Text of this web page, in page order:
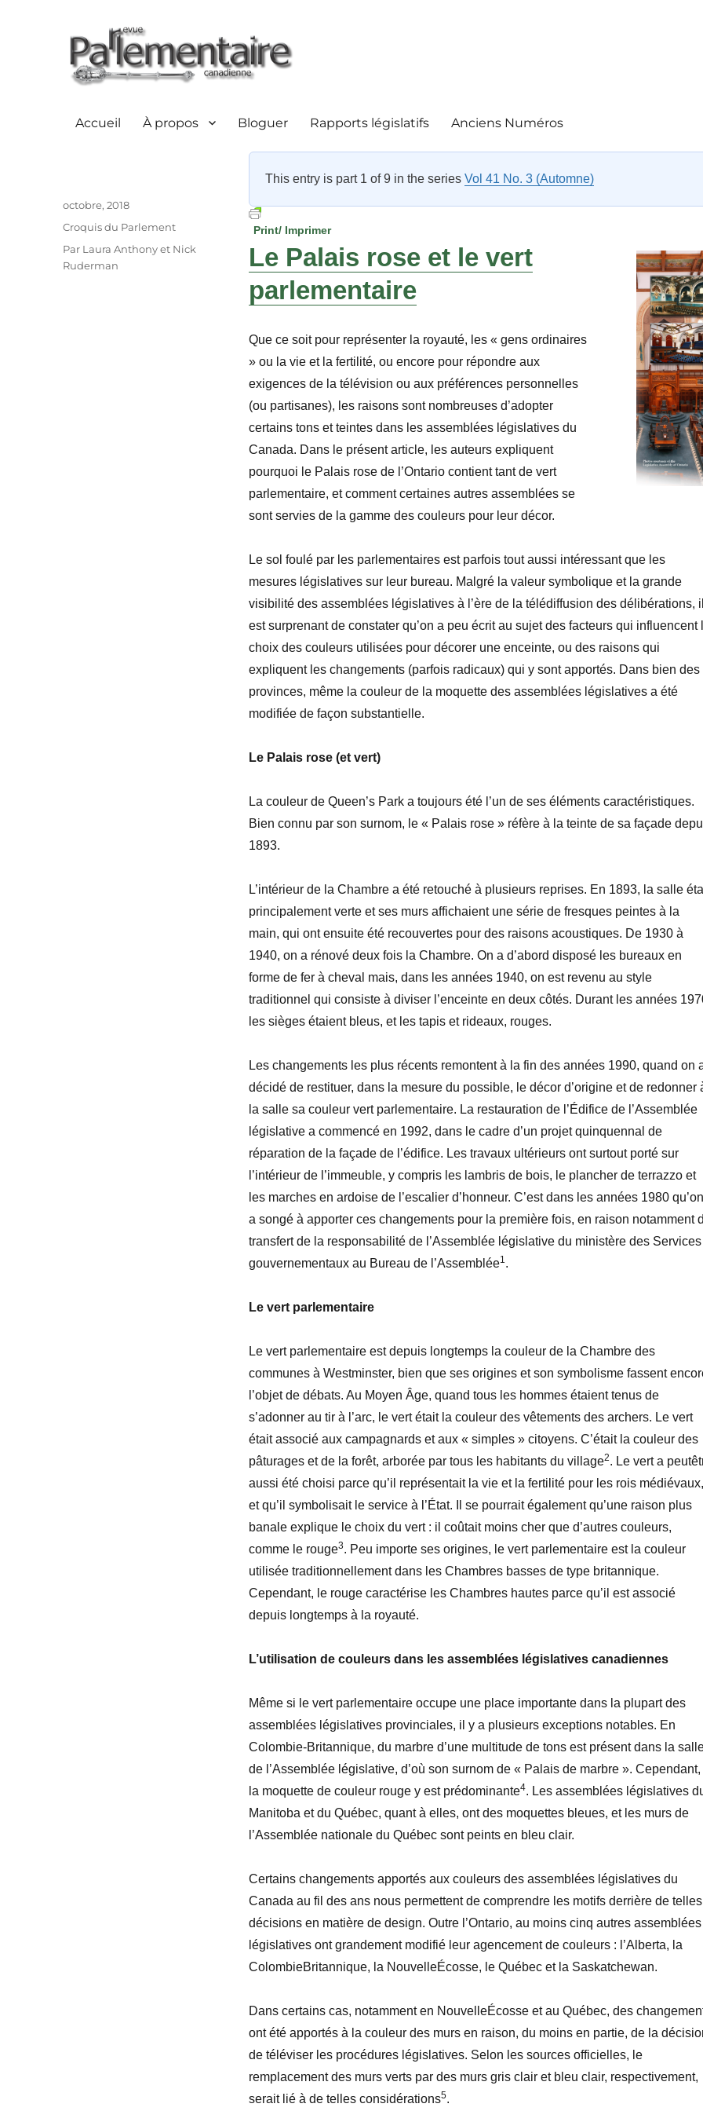
Accueil À propos Bloguer Rapports législatifs Anciens Numéros
This entry is part 1 of 9 in the series Vol 41 No. 3 (Automne)
Print/ Imprimer
Le Palais rose et le vert
parlementaire
Que ce soit pour représenter la royauté, les « gens ordinaires
» ou la vie et la fertilité, ou encore pour répondre aux
exigences de la télévision ou aux préférences personnelles
(ou partisanes), les raisons sont nombreuses d’adopter
certains tons et teintes dans les assemblées législatives du
Canada. Dans le présent article, les auteurs expliquent
pourquoi le Palais rose de l’Ontario contient tant de vert
parlementaire, et comment certaines autres assemblées se
sont servies de la gamme des couleurs pour leur décor.
Le sol foulé par les parlementaires est parfois tout aussi intéressant que les
mesures législatives sur leur bureau. Malgré la valeur symbolique et la grande
visibilité des assemblées législatives à l’ère de la télédiffusion des délibérations, il
est surprenant de constater qu’on a peu écrit au sujet des facteurs qui influencent
choix des couleurs utilisées pour décorer une enceinte, ou des raisons qui
expliquent les changements (parfois radicaux) qui y sont apportés. Dans bien des
provinces, même la couleur de la moquette des assemblées législatives a été
modifiée de façon substantielle.
Le Palais rose (et vert)
La couleur de Queen’s Park a toujours été l’un de ses éléments caractéristiques.
Bien connu par son surnom, le « Palais rose » réfère à la teinte de sa façade
1893.
L’intérieur de la Chambre a été retouché à plusieurs reprises. En 1893, la salle
principalement verte et ses murs affichaient une série de fresques peintes à la
main, qui ont ensuite été recouvertes pour des raisons acoustiques. De 1930 à
1940, on a rénové deux fois la Chambre. On a d’abord disposé les bureaux en
forme de fer à cheval mais, dans les années 1940, on est revenu au style
traditionnel qui consiste à diviser l’enceinte en deux côtés. Durant les années
les sièges étaient bleus, et les tapis et rideaux, rouges.
Les changements les plus récents remontent à la fin des années 1990, quand on
décidé de restituer, dans la mesure du possible, le décor d’origine et de redonner
la salle sa couleur vert parlementaire. La restauration de l’Édifice de l’Assemblée
législative a commencé en 1992, dans le cadre d’un projet quinquennal de
réparation de la façade de l’édifice. Les travaux ultérieurs ont surtout porté sur
l’intérieur de l’immeuble, y compris les lambris de bois, le plancher de terrazzo et
les marches en ardoise de l’escalier d’honneur. C’est dans les années 1980 qu’on
a songé à apporter ces changements pour la première fois, en raison notamment
transfert de la responsabilité de l’Assemblée législative du ministère des Services
gouvernementaux au Bureau de l’Assemblée1.
Le vert parlementaire
Le vert parlementaire est depuis longtemps la couleur de la Chambre des
communes à Westminster, bien que ses origines et son symbolisme fassent
l’objet de débats. Au Moyen Âge, quand tous les hommes étaient tenus de
s’adonner au tir à l’arc, le vert était la couleur des vêtements des archers. Le vert
était associé aux campagnards et aux « simples » citoyens. C’était la couleur des
pâturages et de la forêt, arborée par tous les habitants du village2. Le vert a
aussi été choisi parce qu’il représentait la vie et la fertilité pour les rois médiévaux,
et qu’il symbolisait le service à l’État. Il se pourrait également qu’une raison plus
banale explique le choix du vert : il coûtait moins cher que d’autres couleurs,
comme le rouge3. Peu importe ses origines, le vert parlementaire est la couleur
utilisée traditionnellement dans les Chambres basses de type britannique.
Cependant, le rouge caractérise les Chambres hautes parce qu’il est associé
depuis longtemps à la royauté.
L’utilisation de couleurs dans les assemblées législatives canadiennes
Même si le vert parlementaire occupe une place importante dans la plupart des
assemblées législatives provinciales, il y a plusieurs exceptions notables. En
Colombie-Britannique, du marbre d’une multitude de tons est présent dans la
de l’Assemblée législative, d’où son surnom de « Palais de marbre ». Cependant,
la moquette de couleur rouge y est prédominante4. Les assemblées législatives
Manitoba et du Québec, quant à elles, ont des moquettes bleues, et les murs de
l’Assemblée nationale du Québec sont peints en bleu clair.
Certains changements apportés aux couleurs des assemblées législatives du
Canada au fil des ans nous permettent de comprendre les motifs derrière de telles
décisions en matière de design. Outre l’Ontario, au moins cinq autres assemblées
législatives ont grandement modifié leur agencement de couleurs : l’Alberta, la
ColombieBritannique, la NouvelleÉcosse, le Québec et la Saskatchewan.
Dans certains cas, notamment en NouvelleÉcosse et au Québec, des
ont été apportés à la couleur des murs en raison, du moins en partie, de la
de téléviser les procédures législatives. Selon les sources officielles, le
remplacement des murs verts par des murs gris clair et bleu clair, respectivement,
serait lié à de telles considérations5.
Auteur
Publié
octobre, 2018
Catégories
Croquis du Parlement
Étiquettes
Par Laura Anthony et Nick
Ruderman